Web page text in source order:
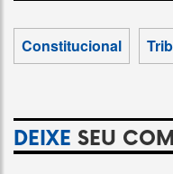
Constitucional
DEIXE SEU